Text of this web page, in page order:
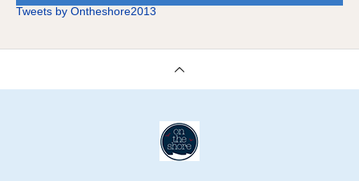
Tweets by Ontheshore2013